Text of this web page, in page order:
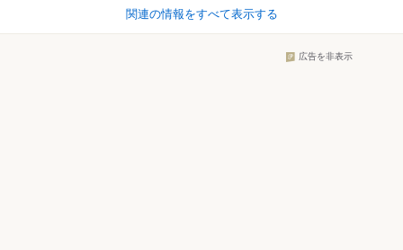
関連の情報をすべて表示する
広告を非表示